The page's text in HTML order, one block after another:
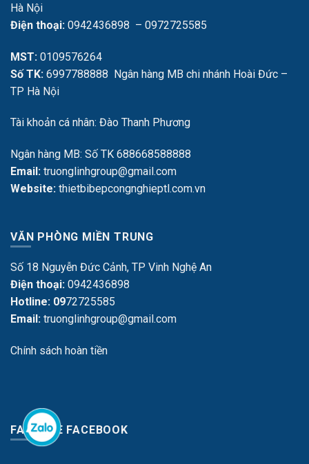
Hà Nội
Điện thoại: 0942436898 – 0972725585
MST: 0109576264
Số TK: 6997788888 Ngân hàng MB chi nhánh Hoài Đức –
TP Hà Nội
Tài khoản cá nhân: Đào Thanh Phương
Ngân hàng MB: Số TK 688668588888
Email: truonglinhgroup@gmail.com
Website: thietbibepcongnghieptl.com.vn
VĂN PHÒNG MIỀN TRUNG
Số 18 Nguyễn Đức Cảnh, TP Vinh Nghệ An
Điện thoại: 0942436898
Hotline: 0972725585
Email: truonglinhgroup@gmail.com
Chính sách hoàn tiền
FANPAGE FACEBOOK